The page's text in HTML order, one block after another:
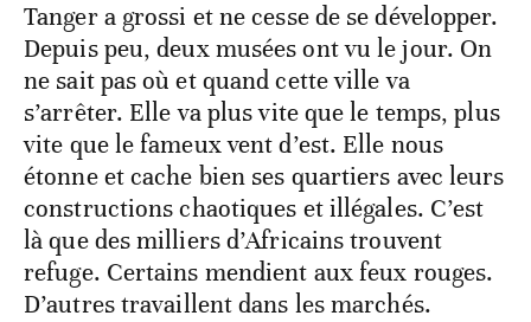
Tanger a grossi et ne cesse de se développer.
Depuis peu, deux musées ont vu le jour. On
ne sait pas où et quand cette ville va
s’arrêter. Elle va plus vite que le temps, plus
vite que le fameux vent d’est. Elle nous
étonne et cache bien ses quartiers avec leurs
constructions chaotiques et illégales. C’est
là que des milliers d’Africains trouvent
refuge. Certains mendient aux feux rouges.
D’autres travaillent dans les marchés.